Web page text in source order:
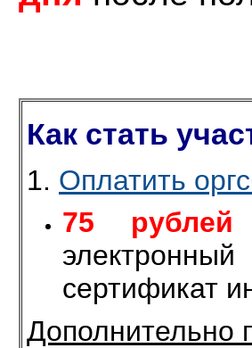
Как стать
1. Оплатить
75 рублей
сертификат
Дополнительно